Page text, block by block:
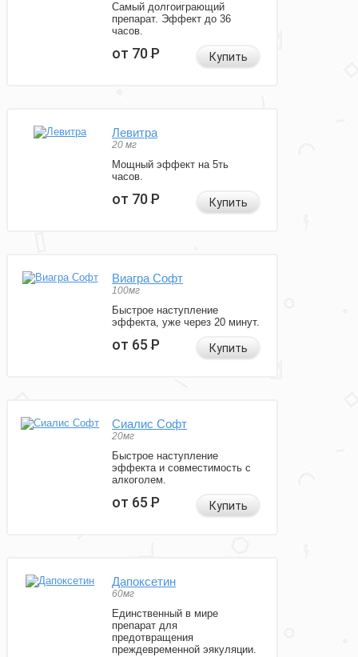
Самый долгоиграющий
препарат. Эффект до 36
часов.
от 70Р Купить
Левитра
20 мг
Мощный эффект на 5ть
часов.
от 70Р Купить
Виагра Софт
100мг
Быстрое наступление
эффекта, уже через 20 минут.
от 65Р Купить
Сиалис Софт
20мг
Быстрое наступление
эффекта и совместимость с
алкоголем.
от 65Р Купить
Дапоксетин
60мг
Единственный в мире
препарат для
предотвращения
преждевременной эякуляции.